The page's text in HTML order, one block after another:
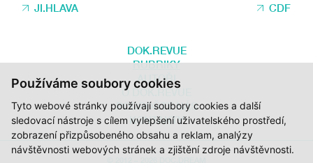
Používáme soubory cookies
Tyto webové stránky používají soubory cookies a další
sledovací nástroje s cílem vylepšení uživatelského prostředí,
zobrazení přizpůsobeného obsahu a reklam, analýzy
návštěvnosti webových stránek a zjištění zdroje návštěvnosti.
JI.HLAVA CDF
DOK.REVUE
RUBRIKY
AUTOŘI
O DOK.REVUE
PODPOŘTE NÁS
KONTAKTY